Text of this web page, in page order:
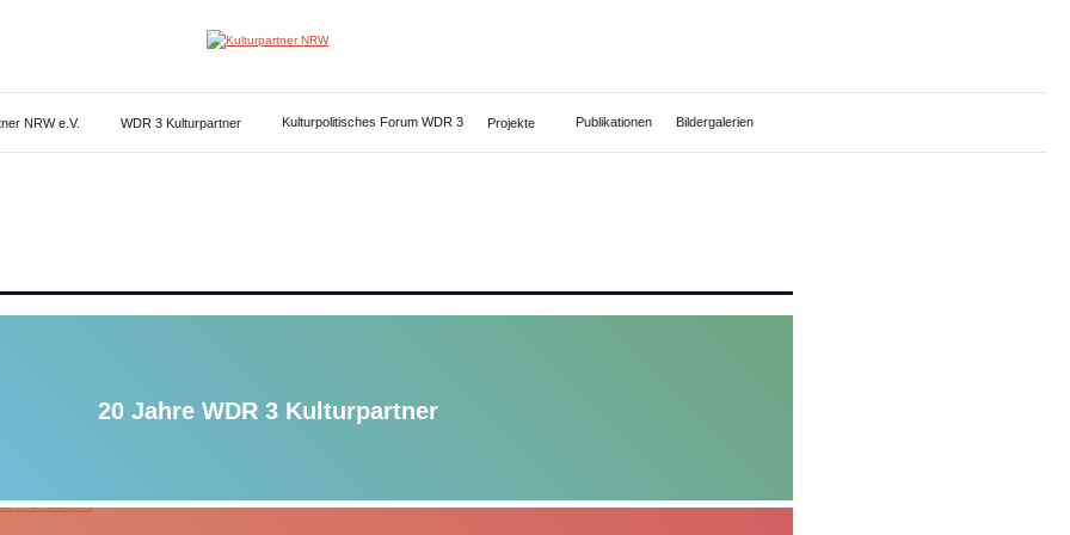
NRW
NRW e.V. WDR 3 Kulturpartner Kulturpolitisches Forum WDR 3 Projekte Publikationen Bildergalerien
20 Jahre WDR 3 Kulturpartner